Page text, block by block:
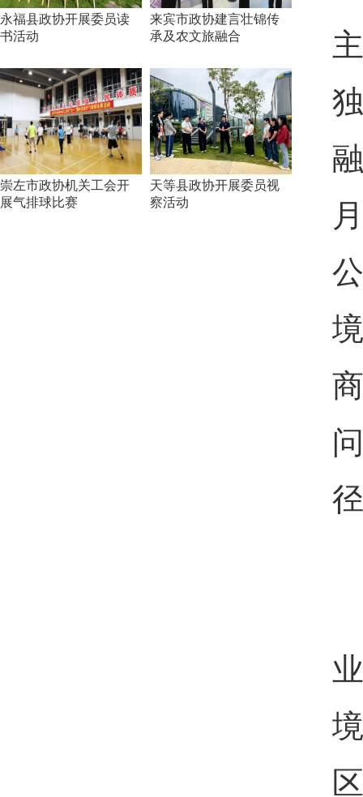
永福县政协开展委员读
书活动
来宾市政协建言壮锦传
承及农文旅融合
崇左市政协机关工会开
展气排球比赛
天等县政协开展委员视
察活动